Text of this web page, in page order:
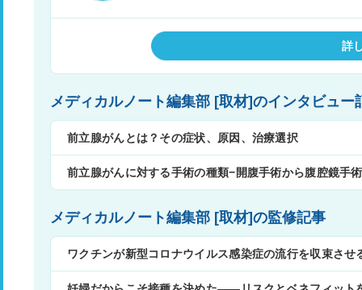
詳
メディカルノート編集部 [取材]のインタビュー
前立腺がんとは？その症状、原因、治療選択
前立腺がんに対する手術の種類−開腹手術から腹腔鏡手
メディカルノート編集部 [取材]の監修記事
ワクチンが新型コロナウイルス感染症の流行を収束させ